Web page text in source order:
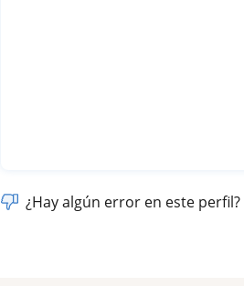
¿Hay algún error en este perfil?